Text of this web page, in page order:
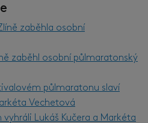
zaběhla osobní
zaběhl osobní půlmaratonský
půlmaratonu slaví
Vechetová
Lukáš Kučera a Markéta